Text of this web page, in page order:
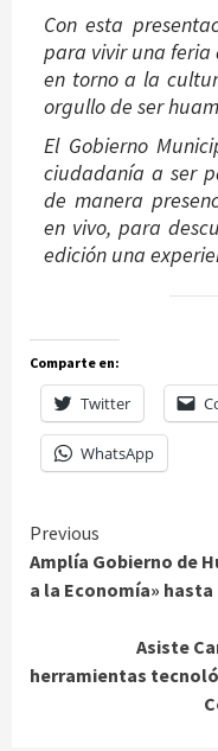
Con esta
para vivir una feria
en torno a la
orgullo de ser
El Gobierno
ciudadanía a ser
de manera
en vivo, para
edición una
Comparte en:
Twitter
WhatsApp
Continue
Reading
Previous
Amplía Gobierno de
a la Economía» hasta
Asiste
herramientas